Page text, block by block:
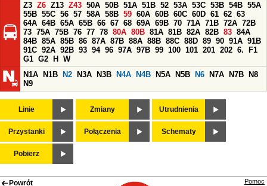
Z3 Z6 Z13 Z43 50A 50B 51A 51B 52 53A 53C 53B 54B 55A
55B 55C 56 57 58A 58B 59 60A 60B 60C 60D 61 62 63
64A 64B 65A 65B 66 67 68 69A 69B 70 71A 71B 72A 72B
73 75A 75B 76 77 78 80A 80B 81A 81B 82A 82B 83 84A
84B 85A 85B 86 87A 87B 88A 88B 88C 88D 89 90 91A 91B
91C 92A 92B 93 94 96 97A 97B 99 100 101 201 202 6.
F1
G1 G2 H
W
N1A
N1B N2 N3A N3B N4A N4B N5A N5B N6 N7A N7B
N8
N9
Linie Zmiany Utrudnienia
Przystanki Połączenia Schematy
Pobierz
Powrót Pomoc